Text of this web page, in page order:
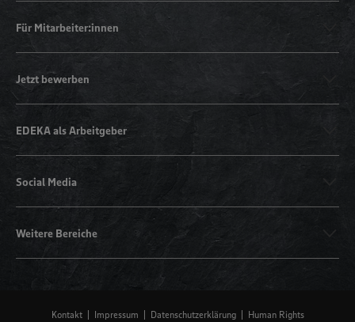
Für Mitarbeiter:innen
Jetzt bewerben
EDEKA als Arbeitgeber
Social Media
Weitere Bereiche
Kontakt Impressum Datenschutzerklärung Human Rights